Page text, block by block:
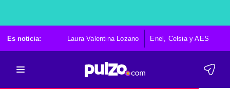
Es noticia: Laura Valentina Lozano Enel, Celsia y AES